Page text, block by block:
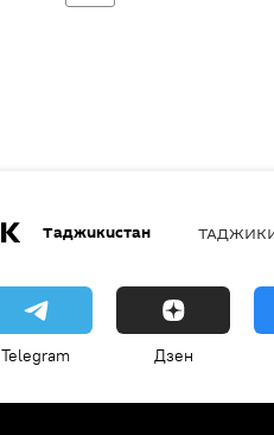
Таджикистан
Telegram Дзен